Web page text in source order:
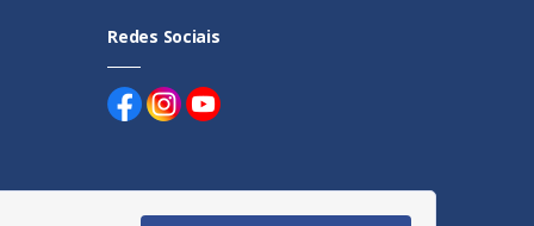
Redes Sociais